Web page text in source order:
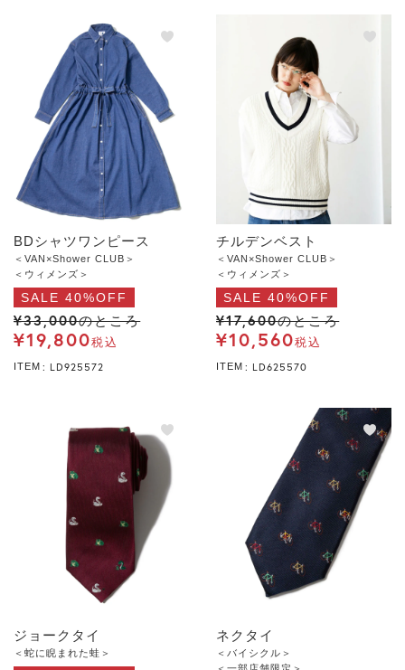
BDシャツワンピース
＜VAN×Shower CLUB＞
＜ウィメンズ＞
SALE 40%OFF
¥33,000のところ
¥19,800税込
ITEM LD925572
チルデンベスト
＜VAN×Shower CLUB＞
＜ウィメンズ＞
SALE 40%OFF
¥17,600のところ
¥10,560税込
ITEM LD625570
ジョークタイ
＜蛇に睨まれた蛙＞
ネクタイ
＜バイシクル＞